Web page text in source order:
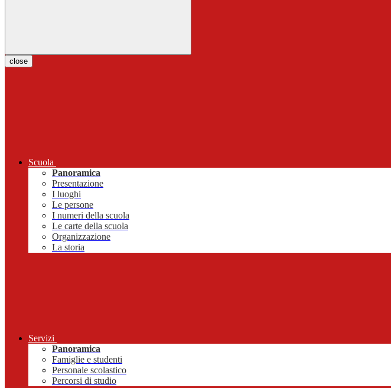
close
Scuola
Panoramica
Presentazione
I luoghi
Le persone
I numeri della scuola
Le carte della scuola
Organizzazione
La storia
Servizi
Panoramica
Famiglie e studenti
Personale scolastico
Percorsi di studio